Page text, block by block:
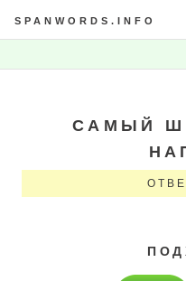
SPANWORDS.INFO
САМЫЙ